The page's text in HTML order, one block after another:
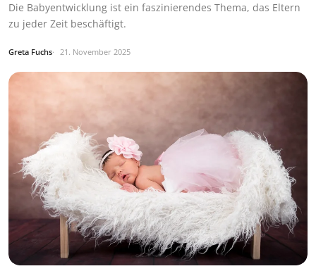
Die Babyentwicklung ist ein faszinierendes Thema, das Eltern
zu jeder Zeit beschäftigt.
Greta Fuchs 21. November 2025